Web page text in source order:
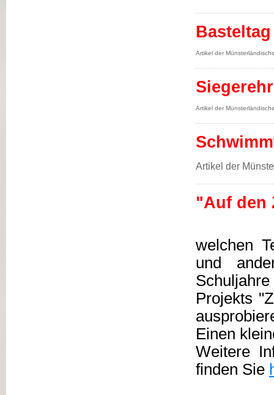
Artikel der
Artikel der
Artikel der
"Auf den
welchen
und
Projekts
Einen
Weitere
finden Sie